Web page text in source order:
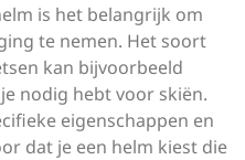
is het belangrijk om
te nemen. Het soort
kan bijvoorbeeld
nodig hebt voor skiën.
eigenschappen en
dat je een helm kiest die